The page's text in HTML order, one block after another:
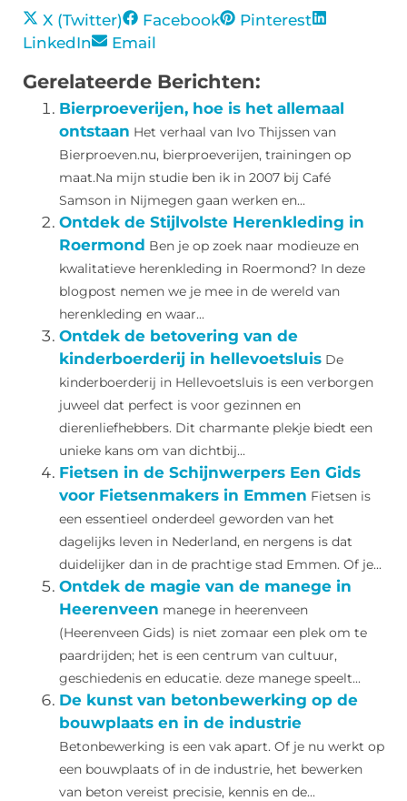
X (Twitter) Facebook
Pinterest
LinkedIn
Email
Gerelateerde Berichten:
Bierproeverijen, hoe is het allemaal
ontstaan Het verhaal van Ivo Thijssen van
Bierproeven.nu, bierproeverijen, trainingen op
maat.Na mijn studie ben ik in 2007 bij Café
Samson in Nijmegen gaan werken en...
Ontdek de Stijlvolste Herenkleding in
Roermond Ben je op zoek naar modieuze en
kwalitatieve herenkleding in Roermond? In deze
blogpost nemen we je mee in de wereld van
herenkleding en waar...
Ontdek de betovering van de
kinderboerderij in hellevoetsluis De
kinderboerderij in Hellevoetsluis is een verborgen
juweel dat perfect is voor gezinnen en
dierenliefhebbers. Dit charmante plekje biedt een
unieke kans om van dichtbij...
Fietsen in de Schijnwerpers Een Gids
voor Fietsenmakers in Emmen Fietsen is
een essentieel onderdeel geworden van het
dagelijks leven in Nederland, en nergens is dat
duidelijker dan in de prachtige stad Emmen. Of je...
Ontdek de magie van de manege in
Heerenveen manege in heerenveen
(Heerenveen Gids) is niet zomaar een plek om te
paardrijden; het is een centrum van cultuur,
geschiedenis en educatie. deze manege speelt...
De kunst van betonbewerking op de
bouwplaats en in de industrie
Betonbewerking is een vak apart. Of je nu werkt op
een bouwplaats of in de industrie, het bewerken
van beton vereist precisie, kennis en de...